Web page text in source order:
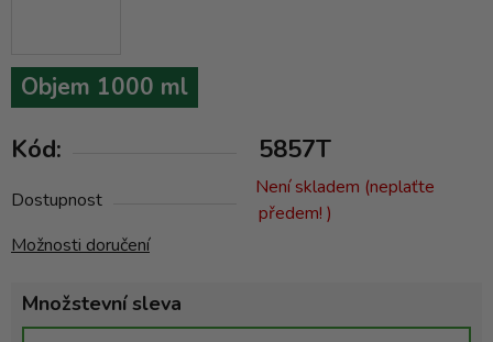
Objem 1000 ml
Kód: 5857T
Dostupnost
Není skladem (neplaťte
předem! )
Možnosti doručení
Množstevní sleva